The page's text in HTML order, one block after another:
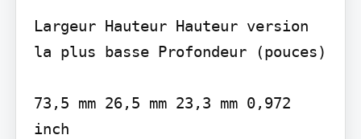
Largeur Hauteur Hauteur version
la plus basse Profondeur (pouces)
73,5 mm 26,5 mm 23,3 mm 0,972
inch